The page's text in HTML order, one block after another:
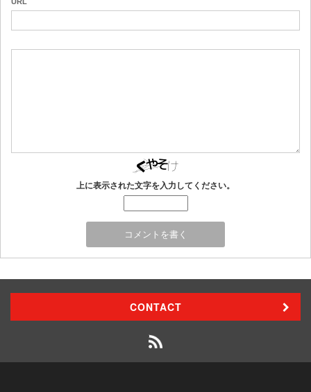
上に表示された文字を入力してください。
CONTACT